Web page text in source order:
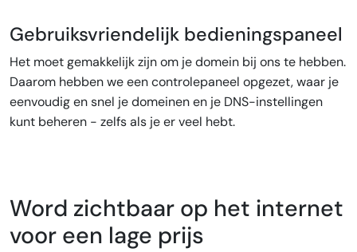
Gebruiksvriendelijk bedieningspaneel
Het moet gemakkelijk zijn om je domein bij ons te hebben.
Daarom hebben we een controlepaneel opgezet, waar je
eenvoudig en snel je domeinen en je DNS-instellingen
kunt beheren - zelfs als je er veel hebt.
Word zichtbaar op het internet
voor een lage prijs